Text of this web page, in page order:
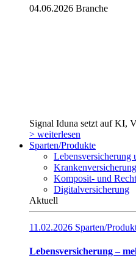
04.06.2026 Branche
Signal Iduna setzt auf KI,
> weiterlesen
Sparten/Produkte
Lebensversicherung
Krankenversicherung
Komposit- und
Digitalversicherung
Aktuell
11.02.2026 Sparten/
Lebensversicherung –